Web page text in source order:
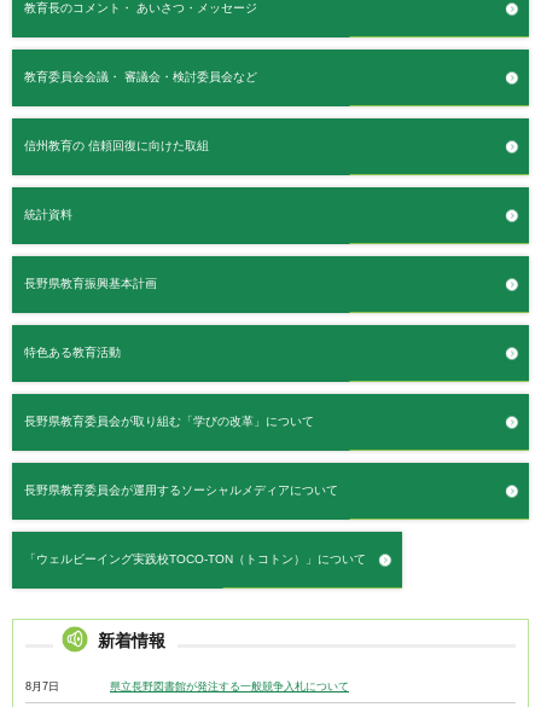
教育長のコメント・ あいさつ・メッセージ
教育委員会会議・ 審議会・検討委員会など
信州教育の 信頼回復に向けた取組
統計資料
長野県教育振興基本計画
特色ある教育活動
長野県教育委員会が取り組む「学びの改革」について
長野県教育委員会が運用するソーシャルメディアについて
「ウェルビーイング実践校TOCO-TON（トコトン）」について
新着情報
8月7日 県立長野図書館が発注する一般競争入札について